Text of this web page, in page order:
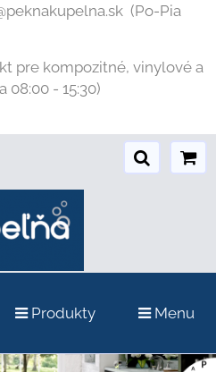
(Po-Pia
pre kompozitné, vinylové a
08:00 - 15:30)
Produkty Menu